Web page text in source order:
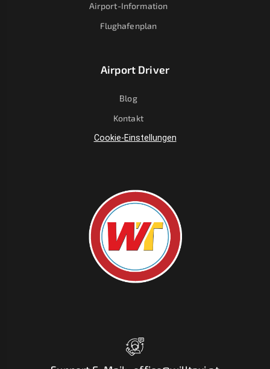
Airport-Information
Flughafenplan
Airport Driver
Blog
Kontakt
Cookie-Einstellungen